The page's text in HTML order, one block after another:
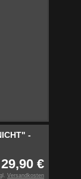
-
29,90 €
Versandkosten